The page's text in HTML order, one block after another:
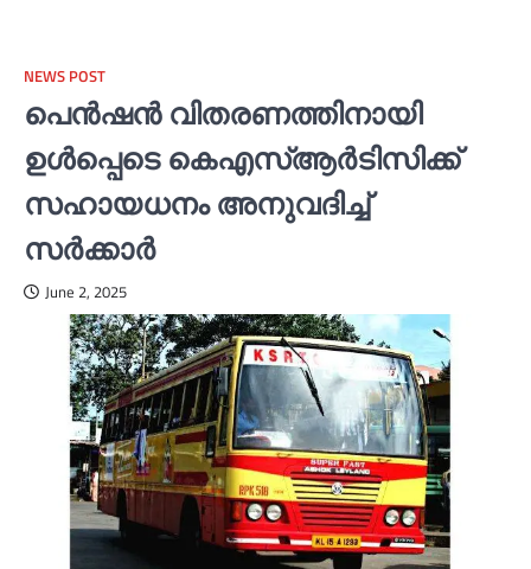
NEWS POST
പെൻഷൻ വിതരണത്തിനായി
ഉള്‍പ്പെടെ കെഎസ്‌ആര്‍ടിസിക്ക്
സഹായധനം അനുവദിച്ച്‌
സര്‍ക്കാര്‍
June 2, 2025